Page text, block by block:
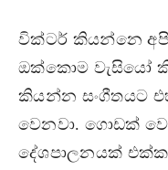
වික්ටර් කියන්නෙ
ඔක්කොම වැසියෝ
කියන්න සංගීතයට
වෙනවා. ගොඩක්
දේශපාලනයක්